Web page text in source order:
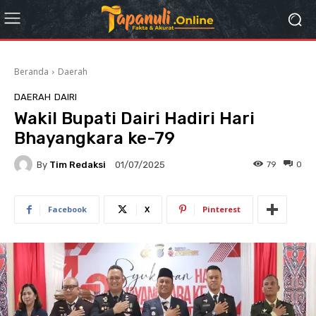
Beranda Daerah
DAERAH DAIRI
Wakil Bupati Dairi Hadiri Hari
Bhayangkara ke-79
By Tim Redaksi 01/07/2025 0
79
Facebook X Pinterest